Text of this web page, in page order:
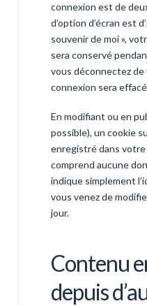
connexion est de
d’option d’écran est
souvenir de moi »,
sera conservé
vous déconnectez
connexion sera
En modifiant ou en
possible), un cookie
enregistré dans votre
comprend aucune
indique simplement
vous venez de
jour.
Contenu
depuis